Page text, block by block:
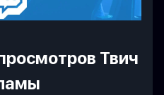
Твич